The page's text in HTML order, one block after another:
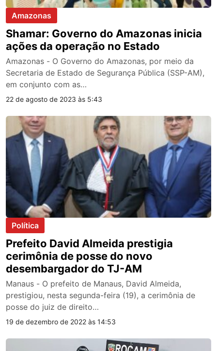
Amazonas
Shamar: Governo do Amazonas inicia
ações da operação no Estado
Amazonas - O Governo do Amazonas, por meio da
Secretaria de Estado de Segurança Pública (SSP-AM),
em conjunto com as…
22 de agosto de 2023 às 5:43
Política
Prefeito David Almeida prestigia
cerimônia de posse do novo
desembargador do TJ-AM
Manaus - O prefeito de Manaus, David Almeida,
prestigiou, nesta segunda-feira (19), a cerimônia de
posse do juiz de direito…
19 de dezembro de 2022 às 14:53